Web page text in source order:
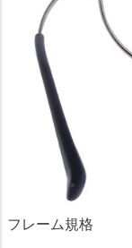
フレーム規格